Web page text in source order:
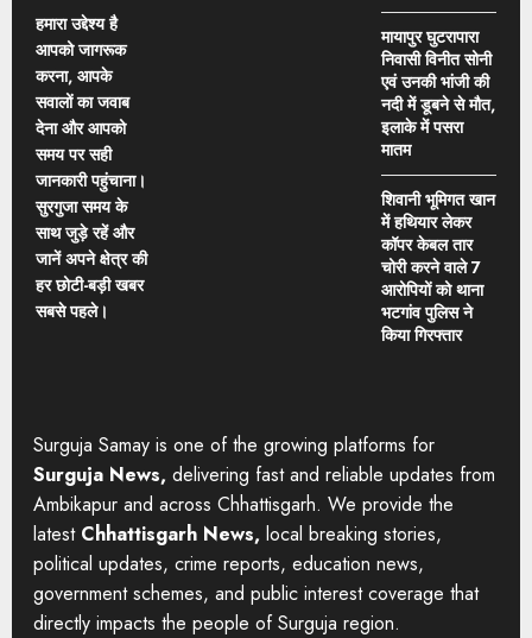
हमारा उद्देश्य है
आपको जागरूक
करना, आपके
सवालों का जवाब
देना और आपको
समय पर सही
जानकारी पहुंचाना।
सुरगुजा समय के
साथ जुड़े रहें और
जानें अपने क्षेत्र की
हर छोटी-बड़ी खबर
सबसे पहले।
मायापुर घुटरापारा
निवासी विनीत सोनी
एवं उनकी भांजी की
नदी में डूबने से मौत,
इलाके में पसरा
मातम
शिवानी भूमिगत खान
में हथियार लेकर
कॉपर केबल तार
चोरी करने वाले 7
आरोपियों को थाना
भटगांव पुलिस ने
किया गिरफ्तार
Surguja Samay is one of the growing platforms for
Surguja News, delivering fast and reliable updates from
Ambikapur and across Chhattisgarh. We provide the
latest Chhattisgarh News, local breaking stories,
political updates, crime reports, education news,
government schemes, and public interest coverage that
directly impacts the people of Surguja region.